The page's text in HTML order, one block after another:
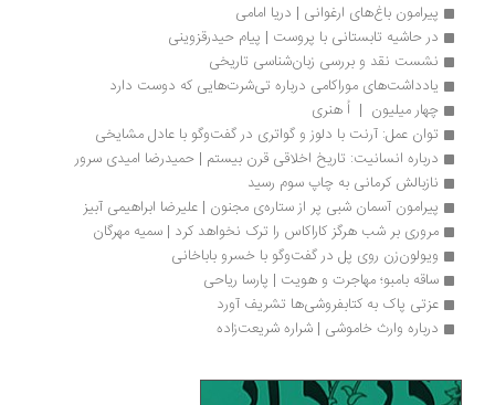
پیرامون باغ‌های ارغوانی | دریا امامی
در حاشیه تابستانی با پروست | پیام حیدرقزوینی
نشست نقد و بررسی زبان‌شناسی تاریخی
یادداشت‌های موراکامی درباره تی‌شرت‌هایی که دوست دارد
چهار میلیون  |  اُ هنری
توان عمل: آرنت با دلوز و گواتری در گفت‌وگو با عادل مشایخی
درباره انسانیت: تاریخ اخلاقی قرن بیستم | حمیدرضا امیدی سرور
نازبالش کرمانی به چاپ سوم رسید
پیرامون آسمان شبی پر از ستاره‌ی مجنون | علیرضا ابراهیمی آبیز
مروری بر شب هرگز کاراکاس را ترک نخواهد کرد | سمیه مهرگان
ویولون‌زن روی پل در گفت‌وگو با خسرو باباخانی
ساقه بامبو؛ مهاجرت و هویت | پارسا ریاحی
عزتی پاک به کتابفروشی‌ها تشریف آورد
درباره وارث خاموشی | شراره شریعت‌زاده